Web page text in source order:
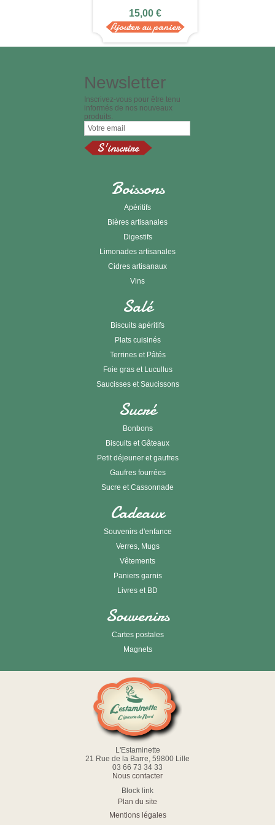
15,00 €
Ajouter au panier
Newsletter
Inscrivez-vous pour être tenu
informés de nos nouveaux
produits.
Boissons
Apéritifs
Bières artisanales
Digestifs
Limonades artisanales
Cidres artisanaux
Vins
Salé
Biscuits apéritifs
Plats cuisinés
Terrines et Pâtés
Foie gras et Lucullus
Saucisses et Saucissons
Sucré
Bonbons
Biscuits et Gâteaux
Petit déjeuner et gaufres
Gaufres fourrées
Sucre et Cassonnade
Cadeaux
Souvenirs d'enfance
Verres, Mugs
Vêtements
Paniers garnis
Livres et BD
Souvenirs
Cartes postales
Magnets
L'Estaminette
21 Rue de la Barre, 59800 Lille
03 66 73 34 33
Nous contacter
Block link
Plan du site
Mentions légales